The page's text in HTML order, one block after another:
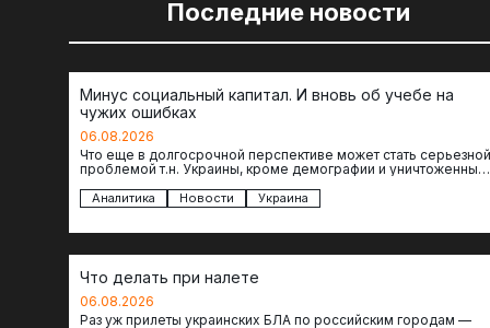
Последние новости
Минус социальный капитал. И вновь об учебе на
чужих ошибках
06.08.2026
Что еще в долгосрочной перспективе может стать серьезной
проблемой т.н. Украины, кроме демографии и уничтоженных
Аналитика Новости Украина
Что делать при налете
06.08.2026
Раз уж прилеты украинских БЛА по российским городам —